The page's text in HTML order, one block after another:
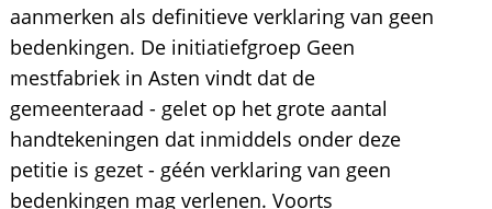
aanmerken als definitieve verklaring van geen
bedenkingen. De initiatiefgroep Geen
mestfabriek in Asten vindt dat de
gemeenteraad - gelet op het grote aantal
handtekeningen dat inmiddels onder deze
petitie is gezet - géén verklaring van geen
bedenkingen mag verlenen. Voorts